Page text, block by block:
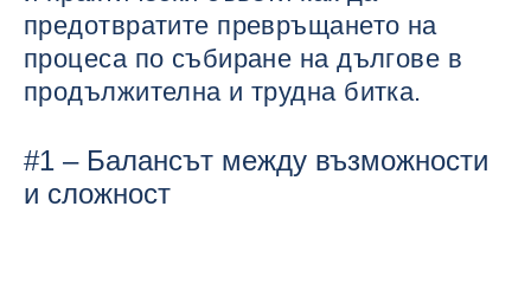
предотвратите превръщането на
процеса по събиране на дългове в
продължителна и трудна битка.
#1 – Балансът между възможности
и сложност